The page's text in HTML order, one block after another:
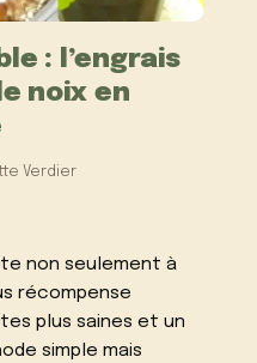
: l’engrais
noix en
Verdier
non seulement à
récompense
plus saines et un
simple mais